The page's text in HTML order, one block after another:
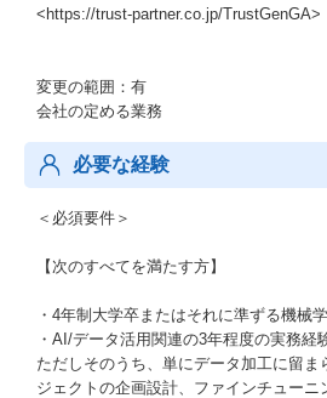
<https://trust-partner.co.jp/TrustGenGA>
変更の範囲：有
会社の定める業務
必要な経験
＜必須要件＞
【次のすべてを満たす方】
・4年制大学卒またはそれに準ずる機械
・AI/データ活用関連の3年程度の実務経
ただしそのうち、単にデータ加工に留ま
ジェクトの企画設計、ファインチュー